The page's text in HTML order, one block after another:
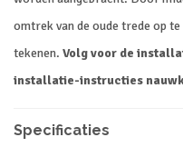
omtrek van de oude trede op
tekenen. Volg voor de
installatie-instructies
Specificaties